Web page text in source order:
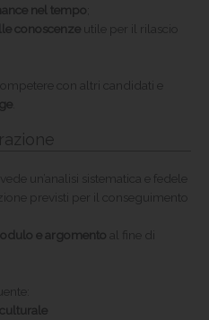
nel tempo
conoscenze utile per il rilascio
con altri candidati e
un’analisi sistematica e fedele
previsti per il conseguimento
e argomento al fine di